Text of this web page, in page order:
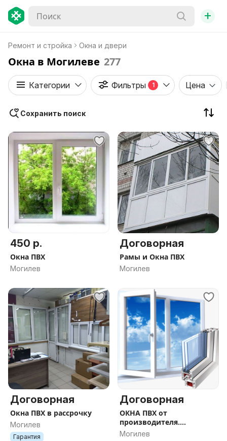
+
Ремонт и стройка Окна и двери
Окна в Могилеве 277
Категории Фильтры 1 Цена
Сохранить поиск
450 р.
Окна ПВХ
Могилев
Договорная
Рамы и Окна ПВХ
Могилев
Договорная
Окна ПВХ в рассрочку
Могилев
Гарантия
Договорная
ОКНА ПВХ от
производителя.
РАССРОЧКА 12 месяцев
Могилев